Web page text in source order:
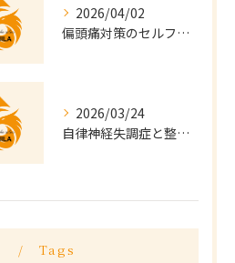
2026/04/02
偏頭痛対策のセルフケア実践法と日常の快適習慣を徹底解説
2026/03/24
自律神経失調症と整体の相関を徹底解説せんげん台で始める体質改善習慣
Tags